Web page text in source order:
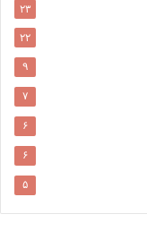
۲۳
۲۲
۹
۷
۶
۶
۵